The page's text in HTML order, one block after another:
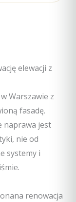
elewacji z
Warszawie z
fasadę.
naprawa jest
nie od
systemy i
renowacja